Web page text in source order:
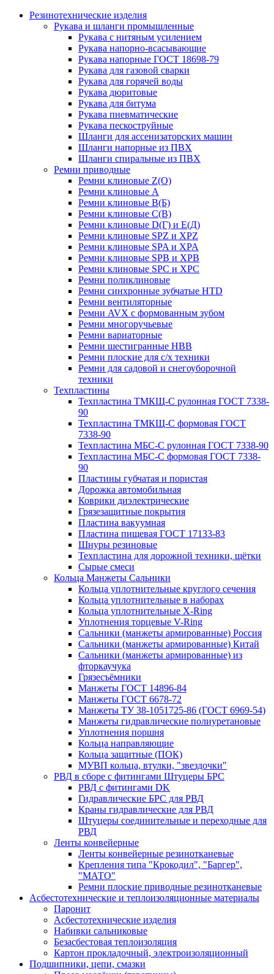
Резинотехнические изделия
Рукава и шланги промышленные
Рукава с нитяным усилением
Рукава напорно-всасывающие
Рукава напорные ГОСТ 18698-79
Рукава для газовой сварки
Рукава для горячей воды
Рукава дюритовые
Рукава для битума
Рукава пневматические
Рукава пескоструйные
Шланги для ассенизаторских машин
Шланги напорные из ПВХ
Шланги спиральные из ПВХ
Ремни приводные
Ремни клиновые Z(О)
Ремни клиновые А
Ремни клиновые В(Б)
Ремни клиновые С(В)
Ремни клиновые D(Г) и Е(Д)
Ремни клиновые SPZ и XPZ
Ремни клиновые SPA и XPA
Ремни клиновые SPB и XPB
Ремни клиновые SPC и XPC
Ремни поликлиновые
Ремни синхронные зубчатые HTD
Ремни вентиляторные
Ремни AVX с формованным зубом
Ремни многоручьевые
Ремни вариаторные
Ремни шестигранные HBB
Ремни плоские для с/х техники
Ремни для садовой и снегоуборочной
техники
Техпластины
Техпластина ТМКЩ-С рулонная ГОСТ 7338-
90
Техпластина ТМКЩ-С формовая ГОСТ
7338-90
Техпластина МБС-С рулонная ГОСТ 7338-90
Техпластина МБС-С формовая ГОСТ 7338-
90
Пластины губчатая и пористая
Дорожка автомобильная
Коврики диэлектрические
Грязезащитные покрытия
Пластина вакуумная
Пластина пищевая ГОСТ 17133-83
Шнуры резиновые
Техпластина для дорожной техники, щётки
Сырые смеси
Кольца Манжеты Сальники
Кольца уплотнительные круглого сечения
Кольца уплотнительные в наборах
Кольца уплотнительные Х-Ring
Уплотнения торцевые V-Ring
Сальники (манжеты армированные) Россия
Сальники (манжеты армированные) Китай
Сальники (манжеты армированные) из
фторкаучука
Грязесъёмники
Манжеты ГОСТ 14896-84
Манжеты ГОСТ 6678-72
Манжеты ТУ 38-1051725-86 (ГОСТ 6969-54)
Манжеты гидравлические полиуретановые
Уплотнения поршня
Кольца направляющие
Кольца защитные (ПОК)
МУВП кольца, втулки, "звездочки"
РВД в сборе с фитингами Штуцеры БРС
РВД с фитингами DK
Гидравлические БРС для РВД
Краны гидравлические для РВД
Штуцеры соединительные и переходные для
РВД
Ленты конвейерные
Ленты конвейерные резинотканевые
Крепления типа "Крокодил", "Баргер",
"МАТО"
Ремни плоские приводные резинотканевые
Асбестотехнические и теплоизоляционные материалы
Паронит
Асбестотехнические изделия
Набивки сальниковые
Безасбестовая теплоизоляция
Картон прокладочный, электроизоляционный
Подшипники, цепи, смазки